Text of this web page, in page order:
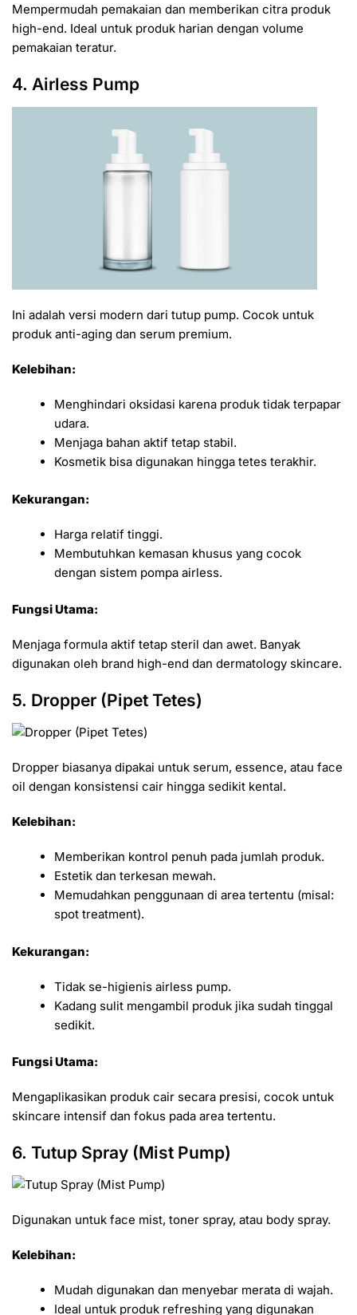
Mempermudah pemakaian dan memberikan citra produk
high-end. Ideal untuk produk harian dengan volume
pemakaian teratur.
4. Airless Pump
Ini adalah versi modern dari tutup pump. Cocok untuk
produk anti-aging dan serum premium.
Kelebihan:
Menghindari oksidasi karena produk tidak terpapar
udara.
Menjaga bahan aktif tetap stabil.
Kosmetik bisa digunakan hingga tetes terakhir.
Kekurangan:
Harga relatif tinggi.
Membutuhkan kemasan khusus yang cocok
dengan sistem pompa airless.
Fungsi Utama:
Menjaga formula aktif tetap steril dan awet. Banyak
digunakan oleh brand high-end dan dermatology skincare.
5. Dropper (Pipet Tetes)
Dropper biasanya dipakai untuk serum, essence, atau face
oil dengan konsistensi cair hingga sedikit kental.
Kelebihan:
Memberikan kontrol penuh pada jumlah produk.
Estetik dan terkesan mewah.
Memudahkan penggunaan di area tertentu (misal:
spot treatment).
Kekurangan:
Tidak se-higienis airless pump.
Kadang sulit mengambil produk jika sudah tinggal
sedikit.
Fungsi Utama:
Mengaplikasikan produk cair secara presisi, cocok untuk
skincare intensif dan fokus pada area tertentu.
6. Tutup Spray (Mist Pump)
Digunakan untuk face mist, toner spray, atau body spray.
Kelebihan:
Mudah digunakan dan menyebar merata di wajah.
Ideal untuk produk refreshing yang digunakan